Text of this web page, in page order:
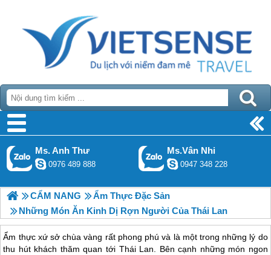
Ms. Anh Thư
0976 489 888
Ms.Vân Nhi
0947 348 228
CẨM NANG
Ẩm Thực Đặc Sản
Những Món Ăn Kinh Dị Rợn Người Của Thái Lan
Ẩm thực xứ sở chùa vàng rất phong phú và là một trong những lý do
thu hút khách thăm quan tới Thái Lan. Bên cạnh những món ngon